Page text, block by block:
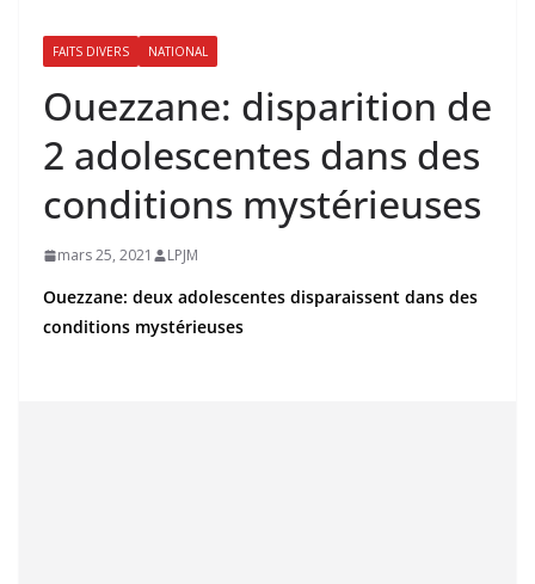
FAITS DIVERS NATIONAL
Ouezzane: disparition de
2 adolescentes dans des
conditions mystérieuses
mars 25, 2021 LPJM
Ouezzane: deux adolescentes disparaissent dans des
conditions mystérieuses